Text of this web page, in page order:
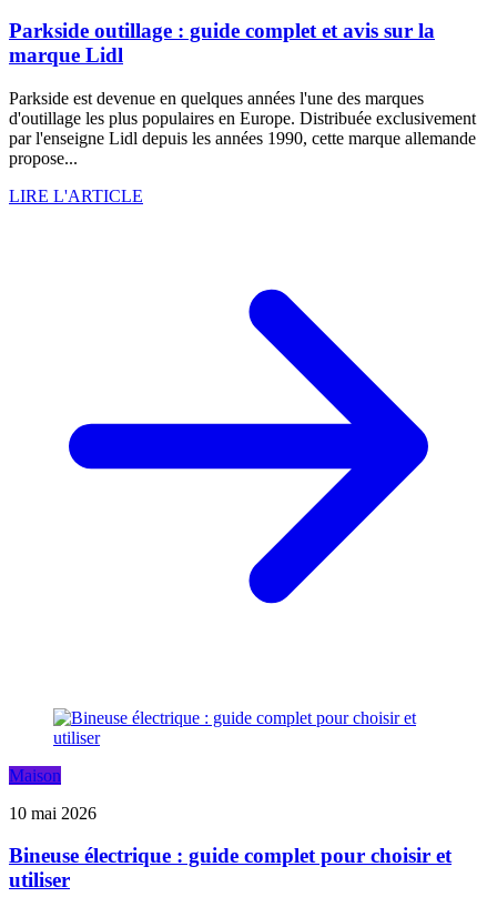
Parkside outillage : guide complet et avis sur la
marque Lidl
Parkside est devenue en quelques années l'une des marques
d'outillage les plus populaires en Europe. Distribuée exclusivement
par l'enseigne Lidl depuis les années 1990, cette marque allemande
propose...
LIRE L'ARTICLE
Maison
10 mai 2026
Bineuse électrique : guide complet pour choisir et
utiliser